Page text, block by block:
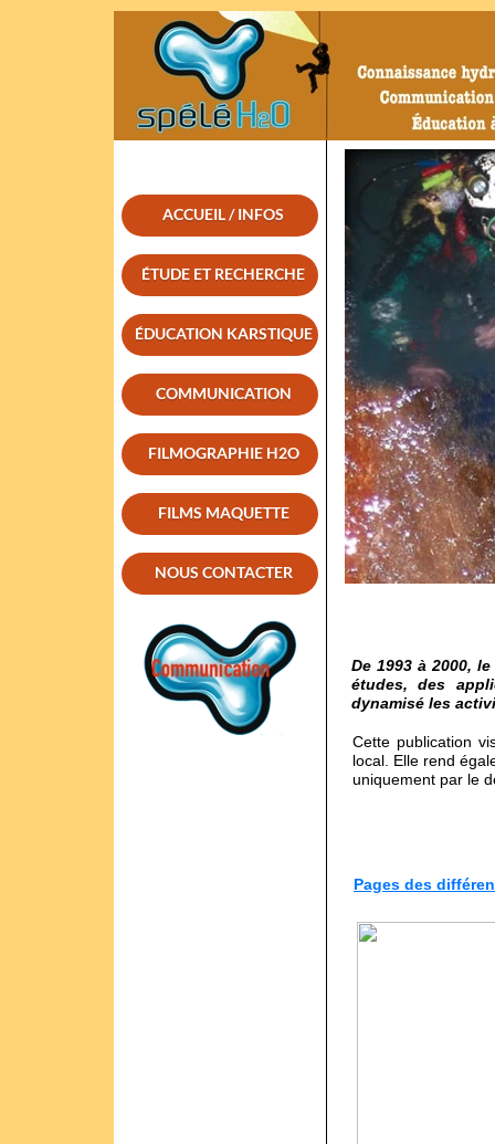
ACCUEIL / INFOS
ÉTUDE ET RECHERCHE
ÉDUCATION KARSTIQUE
COMMUNICATION
FILMOGRAPHIE H2O
FILMS MAQUETTE
NOUS CONTACTER
De 1993 à 2000,
études, des
dynamisé les
Cette publication
local. Elle rend
uniquement par le
Pages des